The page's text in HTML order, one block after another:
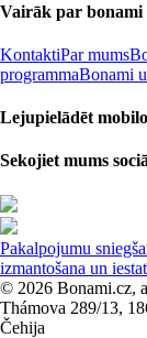
Vairāk par bonami
KontaktiPar mums
programmaBonami
Lejupielādēt
Sekojiet mums
Pakalpojumu
izmantošana un
© 2026 Bonami.cz,
Thámova 289/13,
Čehija